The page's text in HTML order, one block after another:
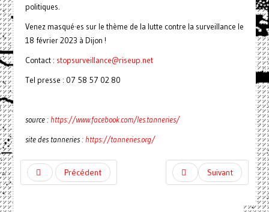
politiques.
Venez masqué·es sur le thème de la lutte contre la surveillance le
18 février 2023 à Dijon !
Contact : stopsurveillance@riseup.net
Tel presse : 07 58 57 02 80
source :https://www.facebook.com/les.tanneries/
site des tanneries :https://tanneries.org/
Précédent Suivant